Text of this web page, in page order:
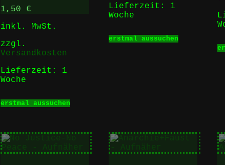
1,50 €
inkl. MwSt.
zzgl.
Versandkosten
Lieferzeit: 1
Woche
erstmal aussuchenProdukt
Varianten
auf.
Die
Lieferzeit: 1
Woche
erstmal aussuchenProdukt
gewählt
werden